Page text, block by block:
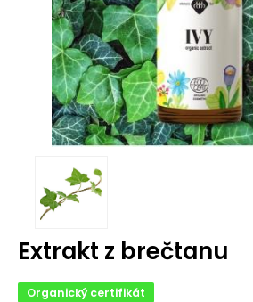
Extrakt z brečtanu
Organický certifikát